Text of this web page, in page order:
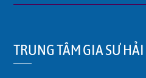
TRUNG TÂM GIA SƯ